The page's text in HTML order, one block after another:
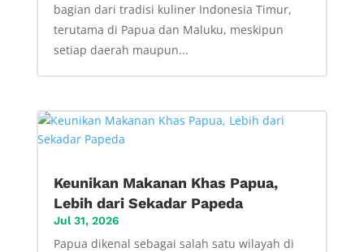
bagian dari tradisi kuliner Indonesia Timur,
terutama di Papua dan Maluku, meskipun
setiap daerah maupun...
Keunikan Makanan Khas Papua,
Lebih dari Sekadar Papeda
Jul 31, 2026
Papua dikenal sebagai salah satu wilayah di